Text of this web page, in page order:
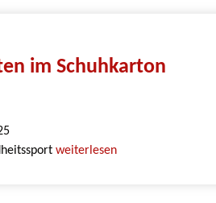
im Schuhkarton
weiterlesen